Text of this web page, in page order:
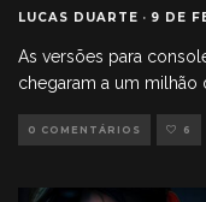
LUCAS DUARTE · 9 DE
As versões para
chegaram a um milhão
0 COMENTÁRIOS 6